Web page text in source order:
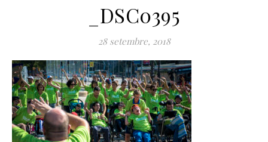
_DSC0395
28 setembre, 2018